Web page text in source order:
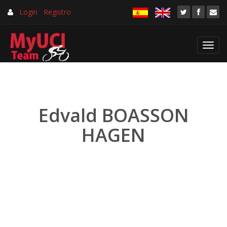
Login Registro
Edvald BOASSON
HAGEN